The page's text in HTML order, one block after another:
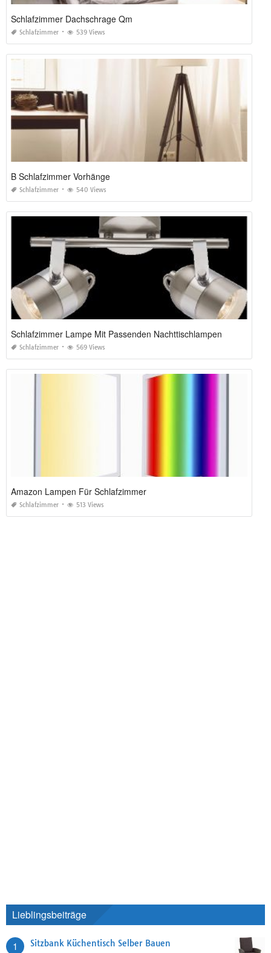
Schlafzimmer Dachschrage Qm
Schlafzimmer 539 Views
B Schlafzimmer Vorhänge
Schlafzimmer 540 Views
Schlafzimmer Lampe Mit Passenden Nachttischlampen
Schlafzimmer 569 Views
Amazon Lampen Für Schlafzimmer
Schlafzimmer 513 Views
Lieblingsbeiträge
1 Sitzbank Küchentisch Selber Bauen